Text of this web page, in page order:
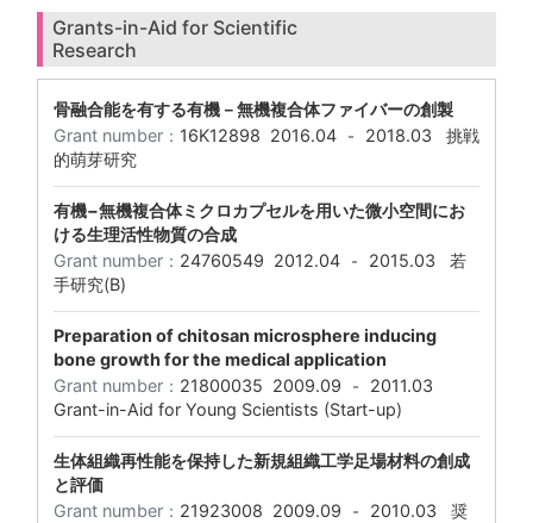
Grants-in-Aid for Scientific
Research
骨融合能を有する有機－無機複合体ファイバーの創製
Grant number： 16K12898 2016.04 - 2018.03 挑戦
的萌芽研究
有機−無機複合体ミクロカプセルを用いた微小空間にお
ける生理活性物質の合成
Grant number： 24760549 2012.04 - 2015.03 若
手研究(B)
Preparation of chitosan microsphere inducing
bone growth for the medical application
Grant number： 21800035 2009.09 -
2011.03
Grant-in-Aid for Young Scientists (Start-up)
生体組織再性能を保持した新規組織工学足場材料の創成
と評価
Grant number： 21923008 2009.09 - 2010.03 奨